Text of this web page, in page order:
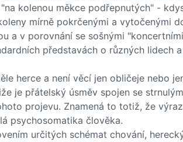
kolenou měkce podřepnutých" -
mírně pokrčenými a vytočenými
a v porovnání se sošnými
představách o různých lidech
herce a není věcí jen obličeje nebo
je přátelský úsměv spojen se
projevu. Znamená to totiž, že
psychosomatika člověka.
určitých schémat chování,